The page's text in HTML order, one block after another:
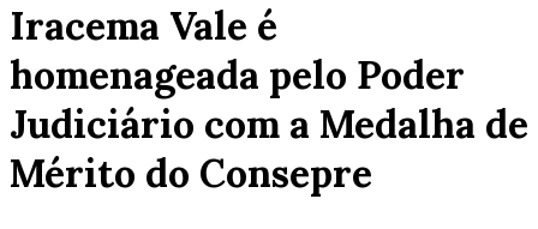
Iracema Vale é
homenageada pelo Poder
Judiciário com a Medalha de
Mérito do Consepre